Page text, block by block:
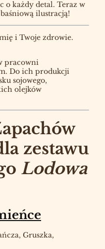
o każdy detal. Teraz w
ilustracją!
i Twoje zdrowie.
pracowni
Do ich produkcji
sojowego,
olejków
zestawu
Lodowa
Gruszka,